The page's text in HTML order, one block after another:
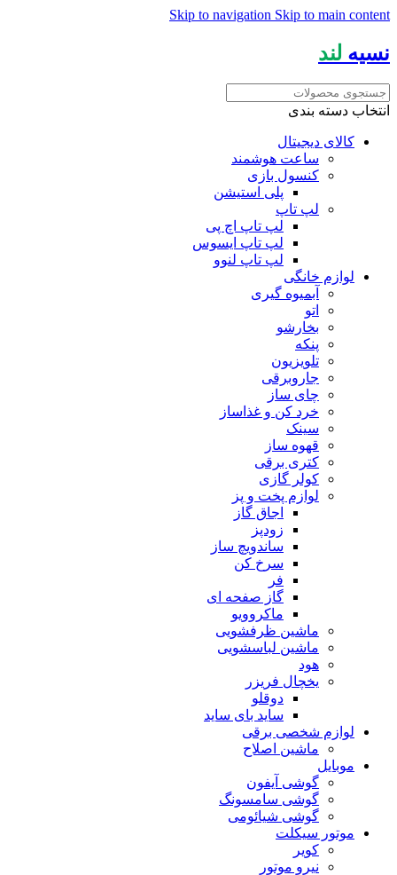
Skip to navigation Skip to main content
نسیه لند
انتخاب دسته بندی
کالای دیجیتال
ساعت هوشمند
کنسول بازی
پلی استیشن
لپ تاپ
لپ تاپ اچ پی
لپ تاپ ایسوس
لپ تاپ لنوو
لوازم خانگی
آبمیوه گیری
اتو
بخارشو
پنکه
تلویزیون
جاروبرقی
چای ساز
خرد کن و غذاساز
سینک
قهوه ساز
کتری برقی
کولر گازی
لوازم پخت و پز
اجاق گاز
زودپز
ساندویچ ساز
سرخ کن
فر
گاز صفحه ای
ماکروویو
ماشین ظرفشویی
ماشین لباسشویی
هود
یخچال فریزر
دوقلو
ساید بای ساید
لوازم شخصی برقی
ماشین اصلاح
موبایل
گوشی آیفون
گوشی سامسونگ
گوشی شیائومی
موتور سیکلت
کویر
نیرو موتور